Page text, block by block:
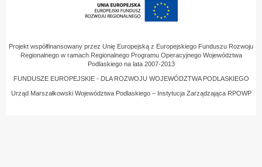
Projekt współfinansowany przez Unię Europejską z Europejskiego Funduszu Rozwoju
Regionalnego w ramach Regionalnego Programu Operacyjnego Województwa
Podlaskiego na lata 2007-2013
FUNDUSZE EUROPEJSKIE - DLA ROZWOJU WOJEWÓDZTWA PODLASKIEGO
Urząd Marszałkowski Województwa Podlaskiego – Instytucja Zarządzająca RPOWP